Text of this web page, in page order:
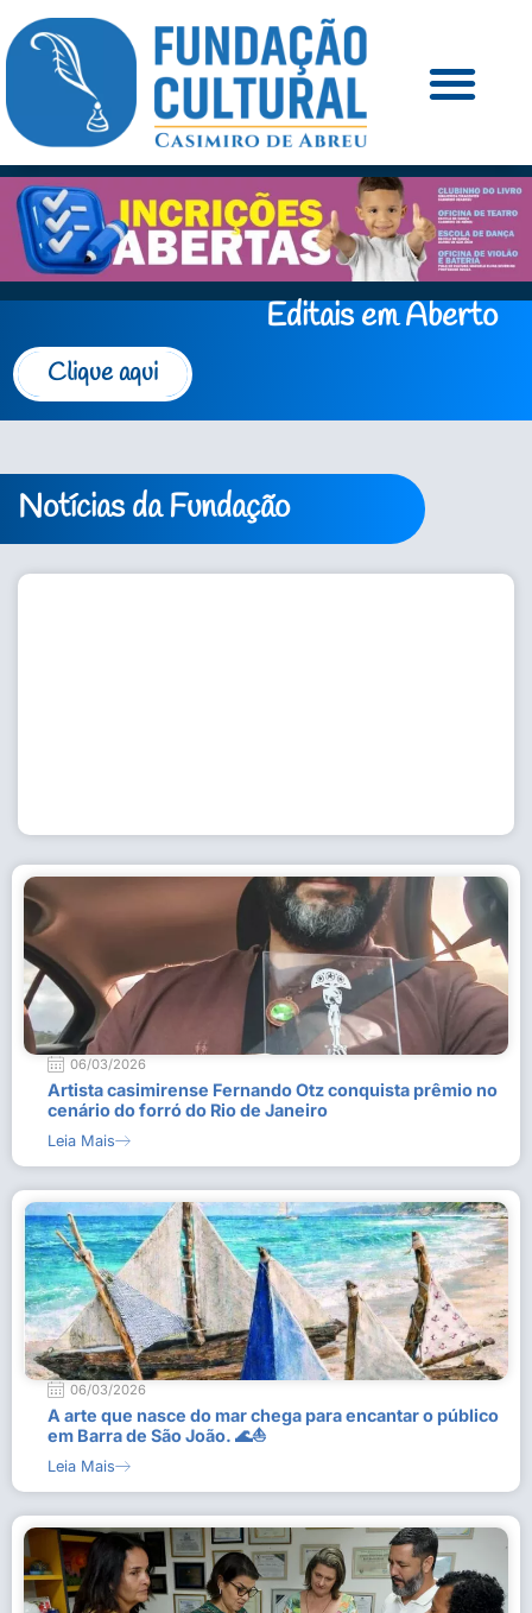
Editais em Aberto
Clique aqui
Notícias da Fundação
06/03/2026
Artista casimirense Fernando Otz conquista prêmio no
cenário do forró do Rio de Janeiro
Leia Mais
06/03/2026
A arte que nasce do mar chega para encantar o público
em Barra de São João. 🌊⛵
Leia Mais